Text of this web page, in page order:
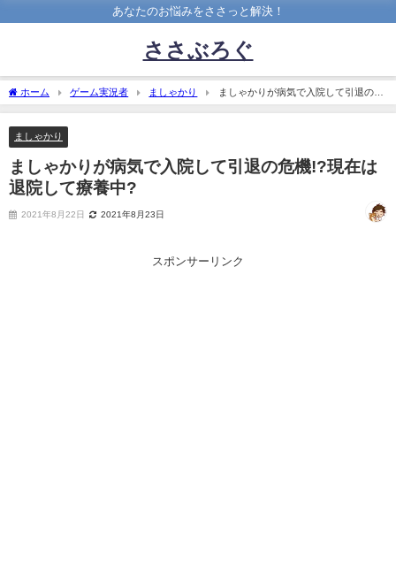
あなたのお悩みをささっと解決！
ささぶろぐ
ホーム ゲーム実況者 ましゃかり
ましゃかりが病気で入院して引退の危
機!?現在は退院して療養中?
ましゃかり
ましゃかりが病気で入院して引退の危機!?現在は
退院して療養中?
2021年8月22日 2021年8月23日
スポンサーリンク